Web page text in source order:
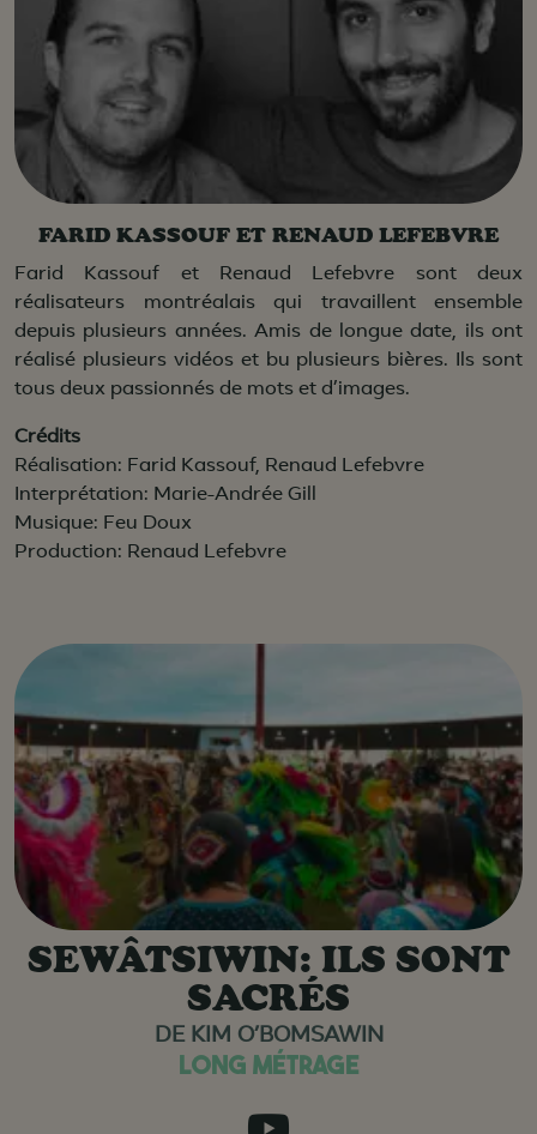
FARID KASSOUF ET RENAUD LEFEBVRE
Farid Kassouf et Renaud Lefebvre sont deux
réalisateurs montréalais qui travaillent ensemble
depuis plusieurs années. Amis de longue date, ils ont
réalisé plusieurs vidéos et bu plusieurs bières. Ils sont
tous deux passionnés de mots et d’images.
Crédits
Réalisation: Farid Kassouf, Renaud Lefebvre
Interprétation: Marie-Andrée Gill
Musique: Feu Doux
Production: Renaud Lefebvre
SEWÂTSIWIN: ILS SONT
SACRÉS
DE KIM O’BOMSAWIN
LONG MÉTRAGE